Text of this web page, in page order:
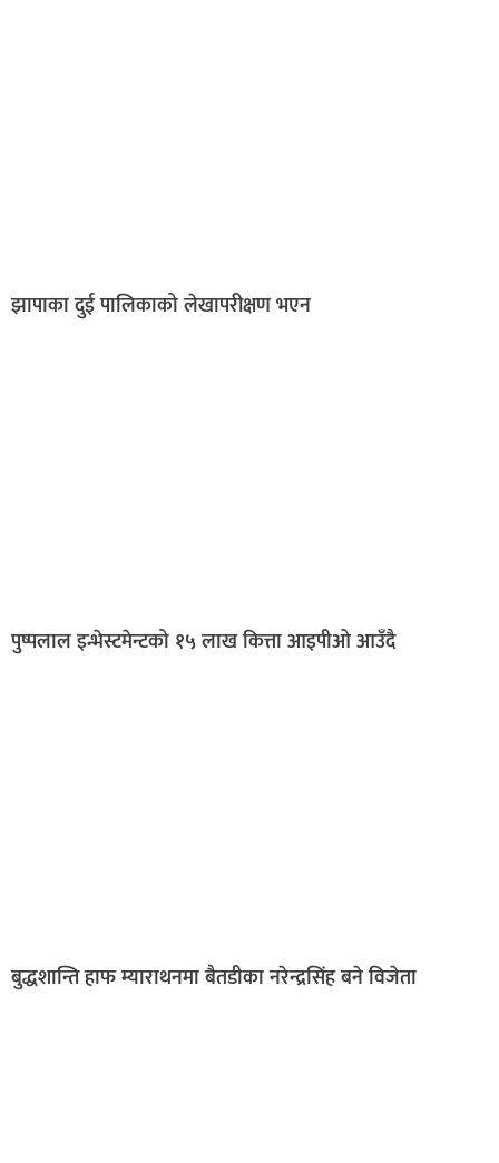
झापाका दुई पालिकाको लेखापरीक्षण भएन
पुष्पलाल इन्भेस्टमेन्टको १५ लाख कित्ता आइपीओ आउँदै
बुद्धशान्ति हाफ म्याराथनमा बैतडीका नरेन्द्रसिंह बने विजेता